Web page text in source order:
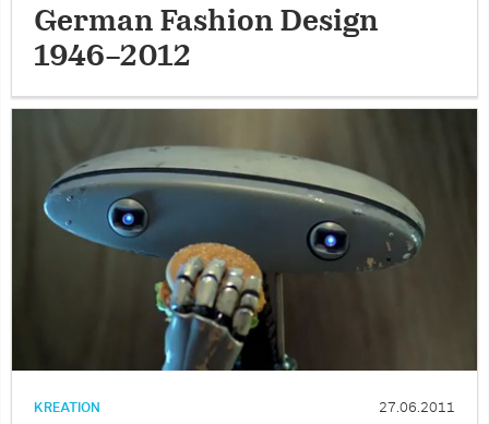
German Fashion Design
1946-2012
KREATION 27.06.2011